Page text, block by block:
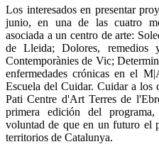
Los interesados en presentar
junio, en una de las cuatro
asociada a un centro de arte:
de Lleida; Dolores,
Contemporànies de Vic;
enfermedades crónicas en el
Escuela del Cuidar. Cuidar a los
Pati Centre d'Art Terres de
primera edición del
voluntad de que en un futuro el
territorios de Catalunya.